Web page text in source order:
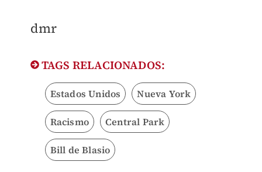
​dmr
TAGS RELACIONADOS:
Estados Unidos Nueva York
Racismo Central Park
Bill de Blasio